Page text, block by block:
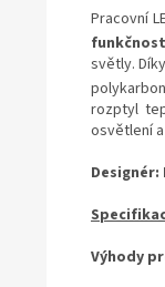
Pracovní
světly.
rozptyl
osvětlení
Výhody